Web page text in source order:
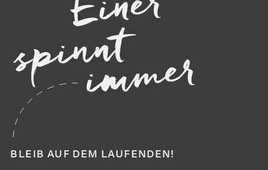
BLEIB AUF DEM LAUFENDEN!